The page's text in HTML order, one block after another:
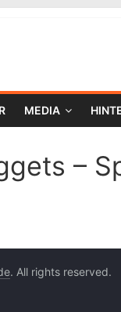
MEDIA
–
. All rights reserved.